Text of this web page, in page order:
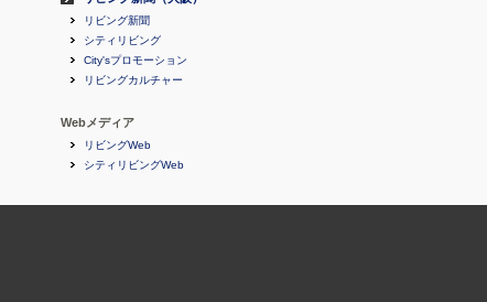
リビング新聞
シティリビング
City'sプロモーション
リビングカルチャー
Webメディア
リビングWeb
シティリビングWeb